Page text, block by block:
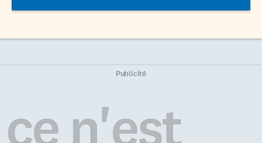
Publicité
ce n'est